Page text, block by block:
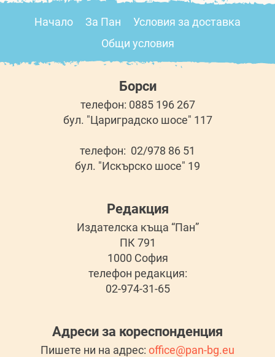
Начало За Пан
Условия за доставка
Общи условия
Борси
телефон: 0885 196 267
бул. "Цариградско шосе" 117
телефон: 02/978 86 51
бул. "Искърско шосе" 19
Редакция
Издателска къща “Пан”
ПК 791
1000 София
телефон редакция:
02-974-31-65
Адреси за кореспонденция
Пишете ни на адрес: office@pan-bg.eu